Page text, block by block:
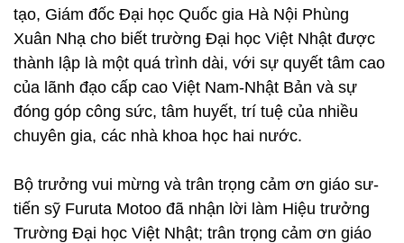
tạo, Giám đốc Đại học Quốc gia Hà Nội Phùng
Xuân Nhạ cho biết trường Đại học Việt Nhật được
thành lập là một quá trình dài, với sự quyết tâm cao
của lãnh đạo cấp cao Việt Nam-Nhật Bản và sự
đóng góp công sức, tâm huyết, trí tuệ của nhiều
chuyên gia, các nhà khoa học hai nước.
Bộ trưởng vui mừng và trân trọng cảm ơn giáo sư-
tiến sỹ Furuta Motoo đã nhận lời làm Hiệu trưởng
Trường Đại học Việt Nhật; trân trọng cảm ơn giáo